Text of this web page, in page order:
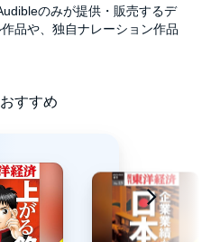
Inc.
のみが提供・販売するデ
品や、独自ナレーション作品
すすめ